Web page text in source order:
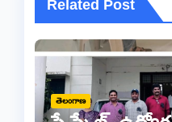
Related Post
తెలంగాణ